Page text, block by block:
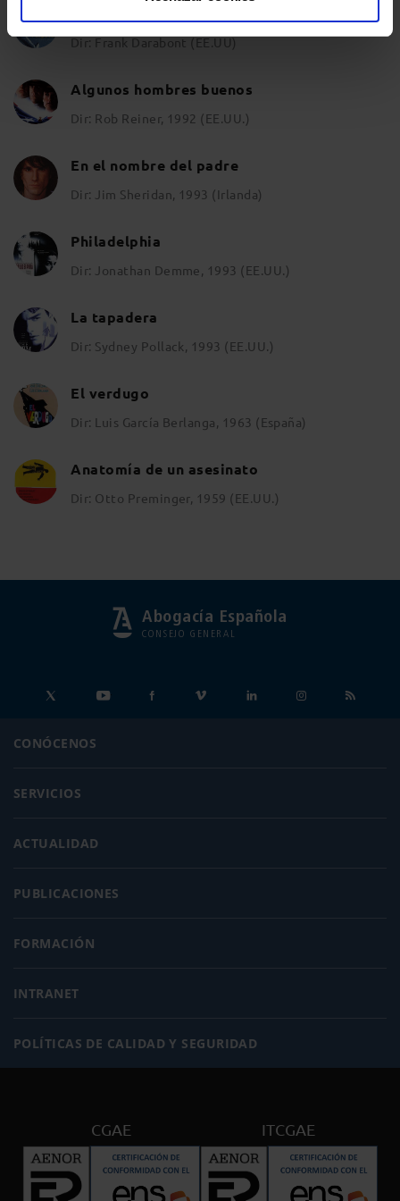
Dir: Frank Darabont (EE.UU)
Algunos hombres buenos
Dir: Rob Reiner, 1992 (EE.UU.)
En el nombre del padre
Dir: Jim Sheridan, 1993 (Irlanda)
Philadelphia
Dir: Jonathan Demme, 1993 (EE.UU.)
La tapadera
Dir: Sydney Pollack, 1993 (EE.UU.)
El verdugo
Dir: Luis García Berlanga, 1963 (España)
Anatomía de un asesinato
Dir: Otto Preminger, 1959 (EE.UU.)
Abogacía Española
CONSEJO GENERAL
CONÓCENOS
SERVICIOS
ACTUALIDAD
PUBLICACIONES
FORMACIÓN
INTRANET
POLÍTICAS DE CALIDAD Y SEGURIDAD
CGAE ITCGAE